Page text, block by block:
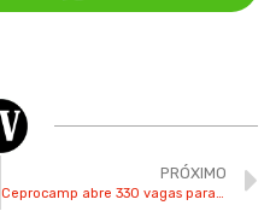
PRÓXIMO